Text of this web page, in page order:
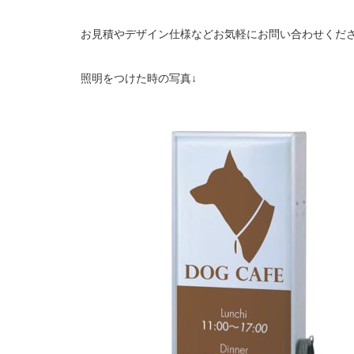
お見積やデザイン仕様などお気軽にお問い合わせくだ
照明をつけた時の写真↓